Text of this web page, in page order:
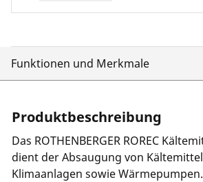
Funktionen und Merkmale
Produktbeschreibung
Das ROTHENBERGER ROREC
dient der Absaugung von
Klimaanlagen sowie